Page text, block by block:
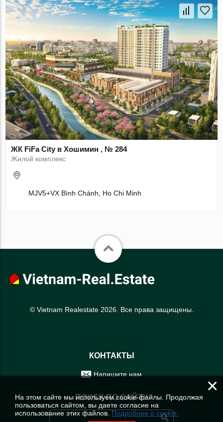
ЖК FiFa City в Хошимин , № 284
Жилой комплекс
MJV5+VX Bình Chánh, Ho Chi Minh
© Vietnam Realestate 2026. Все права защищены.
КОНТАКТЫ
Напишите нам
ПОИСК ПО САЙТУ
×
На этом сайте мы используем cookie-файлы. Продолжая
пользоваться сайтом, вы даете согласие на
использование этих файлов. Подробнее о cookie.